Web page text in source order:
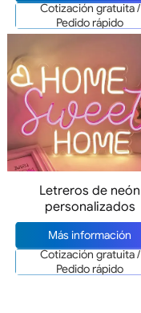
Cotización gratuita /
Pedido rápido
Letreros de neón
personalizados
Más información
Cotización gratuita /
Pedido rápido